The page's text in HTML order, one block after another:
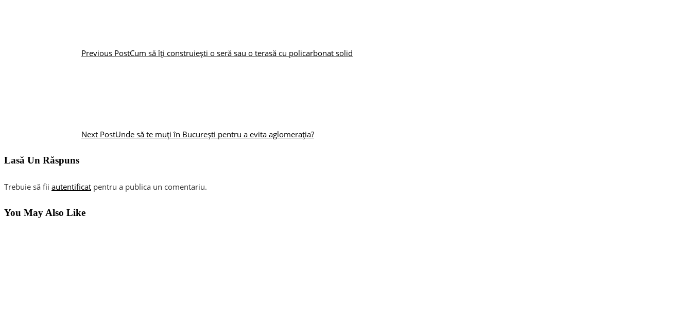
Previous PostCum să îți construiești o seră sau o terasă cu policarbonat solid
Next PostUnde să te muți în București pentru a evita aglomerația?
Lasă Un Răspuns
Trebuie să fii autentificat pentru a publica un comentariu.
You May Also Like